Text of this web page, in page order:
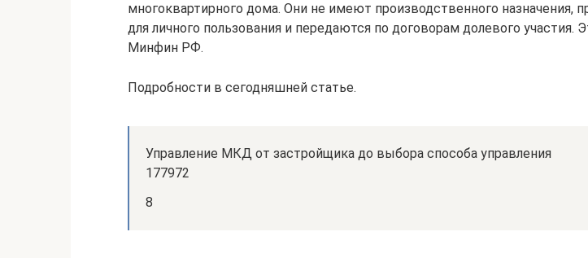
многоквартирного дома. Они не имеют производственного назначения,
для личного пользования и передаются по договорам долевого участия.
Минфин РФ.
Подробности в сегодняшней статье.
Управление МКД от застройщика до выбора способа управления
177972
8